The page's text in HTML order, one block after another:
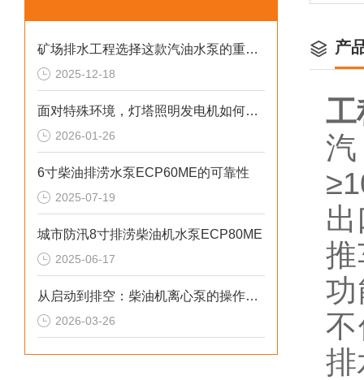
矿场排水工程选择这款汽油水泵的重要性
2025-12-18
面对特殊环境，灯塔照明发电机如何确保稳定运行
2026-01-26
6寸柴油排涝水泵ECP60ME的可靠性
2025-07-19
城市防汛8寸排涝柴油机水泵ECP80ME
2025-06-17
从启动到排空：柴油机离心泵的操作规范与技巧
2026-03-26
产
工
排